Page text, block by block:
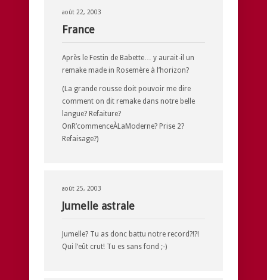
août 22, 2003
France
Après le Festin de Babette… y aurait-il un
remake made in Rosemère à l’horizon?
(La grande rousse doit pouvoir me dire
comment on dit remake dans notre belle
langue? Refaiture?
OnR’commenceÀLaModerne? Prise 2?
Refaisage?)
août 25, 2003
Jumelle astrale
Jumelle? Tu as donc battu notre record?!?!
Qui l’eût crut! Tu es sans fond ;-)